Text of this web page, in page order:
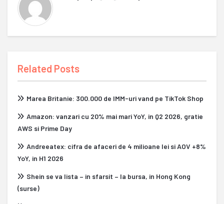
Related Posts
Marea Britanie: 300.000 de IMM-uri vand pe TikTok Shop
Amazon: vanzari cu 20% mai mari YoY, in Q2 2026, gratie
AWS si Prime Day
Andreeatex: cifra de afaceri de 4 milioane lei si AOV +8%
YoY, in H1 2026
Shein se va lista – in sfarsit – la bursa, in Hong Kong
(surse)